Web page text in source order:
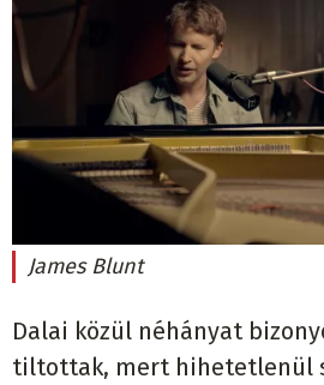
James Blunt
Dalai közül néhányat
tiltottak, mert hihetetlenül